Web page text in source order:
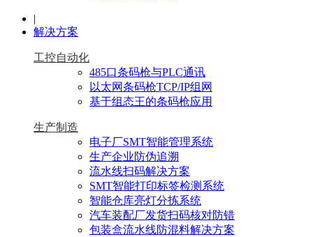
|
解决方案
工控自动化
485口条码枪与PLC通讯
以太网条码枪TCP/IP组网
基于组态王的条码枪应用
生产制造
电子厂SMT智能管理系统
生产企业防伪追溯
流水线扫码解决方案
SMT智能打印标签检测系统
智能仓库亮灯分拣系统
汽车装配厂发货扫码核对防错
包装盒流水线防混料解决方案